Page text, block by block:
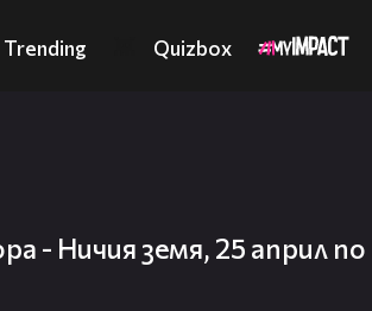
Trending Quizbox
- Ничия земя, 25 април